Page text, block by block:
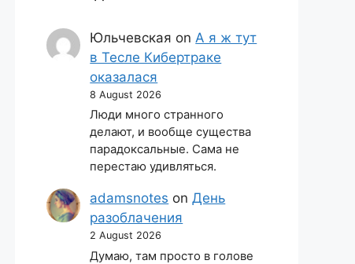
Юльчевская onА я ж тут
в Тесле Кибертраке
оказалася
8 August 2026
Люди много странного
делают, и вообще существа
парадоксальные. Сама не
перестаю удивляться.
adamsnotes onДень
разоблачения
2 August 2026
Думаю, там просто в голове